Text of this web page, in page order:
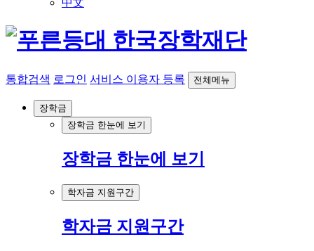
中文
통합검색 로그인 서비스 이용자 등록 전체메뉴
장학금
장학금 한눈에 보기
장학금 한눈에 보기
학자금 지원구간
학자금 지원구간